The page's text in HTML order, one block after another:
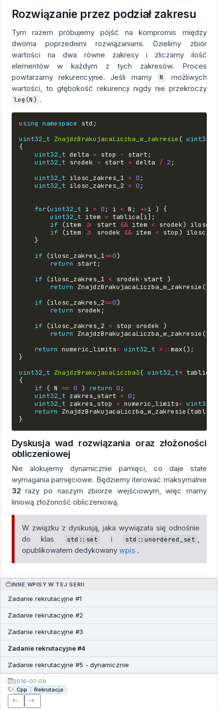
Rozwiązanie przez podział zakresu
Tym razem próbujemy pójść na kompromis między
dwoma poprzednimi rozwiązaniami. Dzielimy zbiór
wartości na dwa równe zakresy i zliczamy ilość
elementów w każdym z tych zakresów. Proces
powtarzamy rekurencyjnie. Jeśli mamy
N
możliwych
wartości, to głębokość rekurencji nigdy nie przekroczy
log(N) .
using namespace std ;
uint32_t ZnajdzBrakujacaLiczba_w_zakresie ( uint32_t
{
uint32_t delta = stop - start ;
uint32_t srodek = start + delta / 2 ;
uint32_t ilosc_zakres_1 = 0 ;
uint32_t ilosc_zakres_2 = 0 ;
for(uint32_t i = 0 ; i < N ; ++i )
{
uint32_t item = tablica [i];
if
(item >= start && item < srodek)
if
(item >= srodek && item < stop )
}
if
(ilosc_zakres_1==0)
return
start ;
if
(ilosc_zakres_1 < srodek-start
)
return
ZnajdzBrakujacaLiczba_w_zakresie (
if
(ilosc_zakres_2==0)
return
srodek ;
if
(ilosc_zakres_2 < stop -srodek
)
return
ZnajdzBrakujacaLiczba_w_zakresie (
return numeric_limits< uint32_t >:: max();
}
uint32_t ZnajdzBrakujacaLiczba3( uint32_t* tablica
{
if
( N == 0 ) return 0 ;
uint32_t zakres_start = 0 ;
uint32_t zakres_stop = numeric_limits< uint32_t
return
ZnajdzBrakujacaLiczba_w_zakresie (tablica
}
Dyskusja wad rozwiązania oraz złożoności
obliczeniowej
Nie alokujemy dynamicznie pamięci, co daje stałe
wymagania pamięciowe. Będziemy iterować maksymalnie
32razy po naszym zbiorze wejściowym, więc mamy
liniową złożoność obliczeniową.
W związku z dyskusją, jaka wywiązała się odnośnie
do klas
std::set i std::unordered_set ,
opublikowałem dedykowany wpis .
INNE WPISY W TEJ SERII
Zadanie rekrutacyjne #1
Zadanie rekrutacyjne #2
Zadanie rekrutacyjne #3
Zadanie rekrutacyjne #4
Zadanie rekrutacyjne #5 - dynamicznie
2016-07-09
Cpp
Rekrutacja